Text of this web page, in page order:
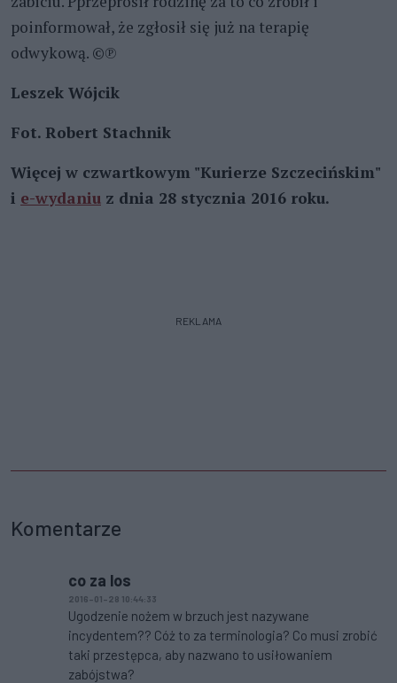
poinformował, że zgłosił się już na terapię
odwykową. ©℗
Leszek Wójcik
Fot. Robert Stachnik
Więcej w czwartkowym "Kurierze Szczecińskim"
i e-wydaniu z dnia 28 stycznia 2016 roku.
REKLAMA
Komentarze
co za los
2016-01-28 10:44:33
Ugodzenie nożem w brzuch jest nazywane
incydentem?? Cóż to za terminologia? Co musi zrobić
taki przestępca, aby nazwano to usiłowaniem
zabójstwa?